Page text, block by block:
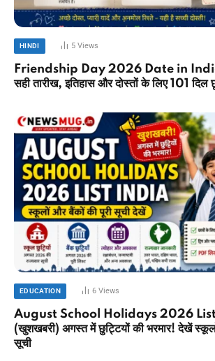
HINDI 5 Views
Friendship Day 2026 Date in India:
सही तारीख, इतिहास और दोस्तों के लिए 101 दिल
EDUCATION 6Views
August School Holidays 2026
(खुशखबरी) अगस्त में छुट्टियों की भरमार! देखें
सूची